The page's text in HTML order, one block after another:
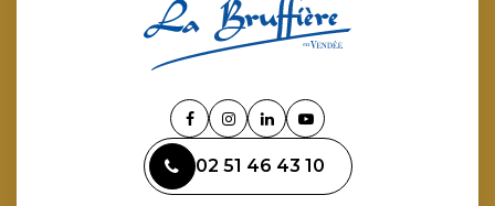
Lien
vers
le
compte
Lien
le
compte
Lien
le
compte
Lien
la
chaîne
02 51 46 43 10